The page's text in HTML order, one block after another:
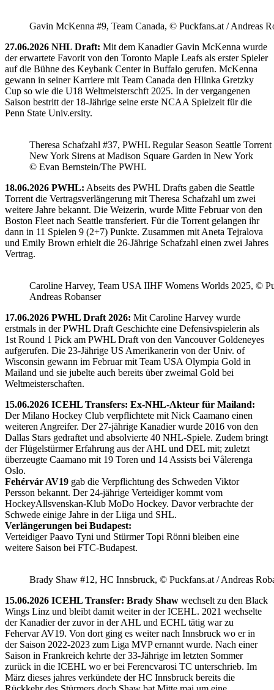
Gavin McKenna #9, Team Canada, © Puckfans.at / Andreas
27.06.2026 NHL Draft: Mit dem Kanadier Gavin McKenna wurde
der erwartete Favorit von den Toronto Maple Leafs als erster Spieler
auf die Bühne des Keybank Center in Buffalo gerufen. McKenna
gewann in seiner Karriere mit Team Canada den Hlinka Gretzky
Cup so wie die U18 Weltmeisterschft 2025. In der vergangenen
Saison bestritt der 18-Jährige seine erste NCAA Spielzeit für die
Penn State Univ.ersity.
Theresa Schafzahl #37, PWHL Regular Season Seattle Torrent
New York Sirens at Madison Square Garden in New York
© Evan Bernstein/The PWHL
18.06.2026 PWHL: Abseits des PWHL Drafts gaben die Seattle
Torrent die Vertragsverlängerung mit Theresa Schafzahl um zwei
weitere Jahre bekannt. Die Weizerin, wurde Mitte Februar von den
Boston Fleet nach Seattle transferiert. Für die Torrent gelangen ihr
dann in 11 Spielen 9 (2+7) Punkte. Zusammen mit Aneta Tejralova
und Emily Brown erhielt die 26-Jährige Schafzahl einen zwei Jahres
Vertrag.
Caroline Harvey, Team USA IIHF Womens Worlds 2025, ©
Andreas Robanser
17.06.2026 PWHL Draft 2026: Mit Caroline Harvey wurde
erstmals in der PWHL Draft Geschichte eine Defensivspielerin als
1st Round 1 Pick am PWHL Draft von den Vancouver Goldeneyes
aufgerufen. Die 23-Jährige US Amerikanerin von der Univ. of
Wisconsin gewann im Februar mit Team USA Olympia Gold in
Mailand und sie jubelte auch bereits über zweimal Gold bei
Weltmeisterschaften.
15.06.2026 ICEHL Transfers: Ex-NHL-Akteur für Mailand:
Der Milano Hockey Club verpflichtete mit Nick Caamano einen
weiteren Angreifer. Der 27-jährige Kanadier wurde 2016 von den
Dallas Stars gedraftet und absolvierte 40 NHL-Spiele. Zudem bringt
der Flügelstürmer Erfahrung aus der AHL und DEL mit; zuletzt
überzeugte Caamano mit 19 Toren und 14 Assists bei Vålerenga
Oslo.
Fehérvár AV19 gab die Verpflichtung des Schweden Viktor
Persson bekannt. Der 24-jährige Verteidiger kommt vom
HockeyAllsvenskan-Klub MoDo Hockey. Davor verbrachte der
Schwede einige Jahre in der Liiga und SHL.
Verlängerungen bei Budapest:
Verteidiger Paavo Tyni und Stürmer Topi Rönni bleiben eine
weitere Saison bei FTC-Budapest.
Brady Shaw #12, HC Innsbruck, © Puckfans.at / Andreas
15.06.2026 ICEHL Transfer: Brady Shaw wechselt zu den Black
Wings Linz und bleibt damit weiter in der ICEHL. 2021 wechselte
der Kanadier der zuvor in der AHL und ECHL tätig war zu
Fehervar AV19. Von dort ging es weiter nach Innsbruck wo er in
der Saison 2022-2023 zum Liga MVP ernannt wurde. Nach einer
Saison in Frankreich kehrte der 33-Jährige im letzten Sommer
zurück in die ICEHL wo er bei Ferencvarosi TC unterschrieb. Im
März dieses jahres verkündete der HC Innsbruck bereits die